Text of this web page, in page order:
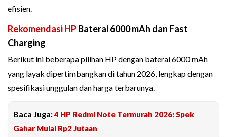
efisien.
Rekomendasi HPBaterai 6000 mAh dan Fast
Charging
Berikut ini beberapa pilihan HP dengan baterai 6000 mAh
yang layak dipertimbangkan di tahun 2026, lengkap dengan
spesifikasi unggulan dan harga terbarunya.
Baca Juga:4 HP Redmi Note Termurah 2026: Spek
Gahar Mulai Rp2 Jutaan